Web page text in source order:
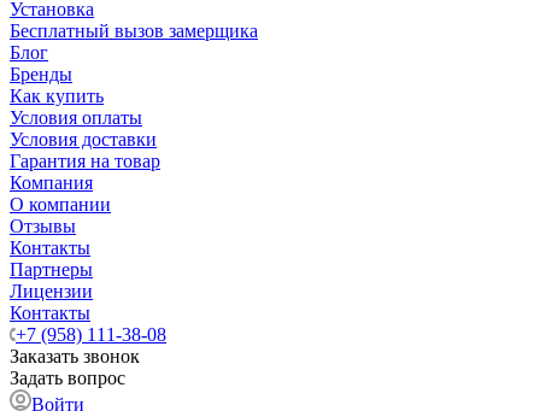
Установка
Бесплатный вызов замерщика
Блог
Бренды
Как купить
Условия оплаты
Условия доставки
Гарантия на товар
Компания
О компании
Отзывы
Контакты
Партнеры
Лицензии
Контакты
+7 (958) 111-38-08
Заказать звонок
Задать вопрос
Войти